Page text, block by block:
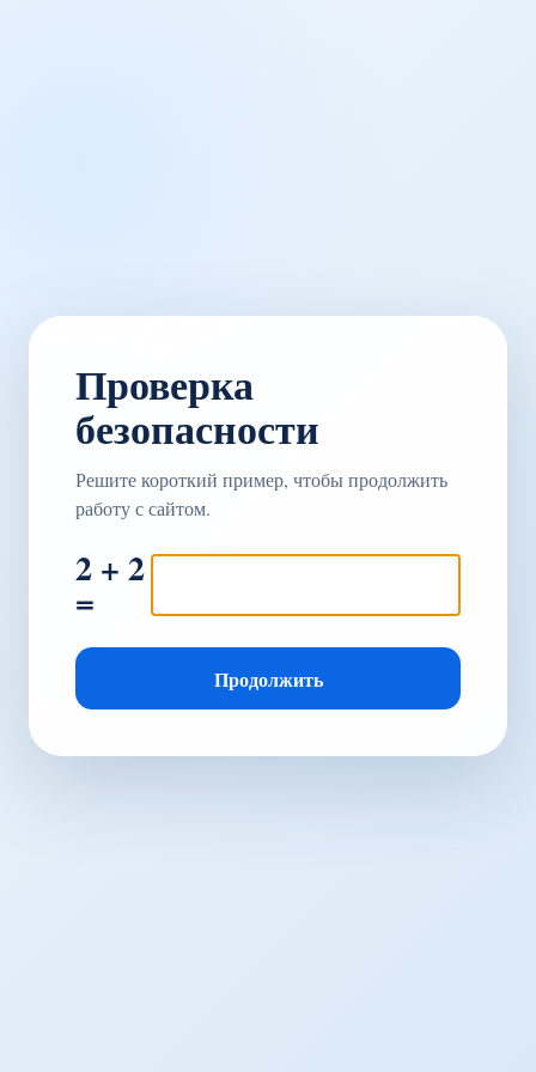
Проверка
безопасности
Решите короткий пример, чтобы продолжить
работу с сайтом.
2 + 2
=
Продолжить